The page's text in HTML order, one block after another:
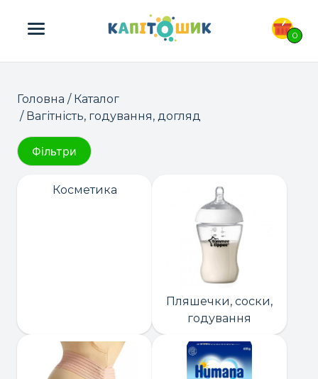
0
ПОШУК ТОВАРІВ:
Головна / Каталог
/ Вагітність, годування, догляд
Фільтри
Косметика
Пляшечки, соски,
годування